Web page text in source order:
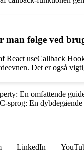
man følge ved
React useCallback
Det er også
En omfattende
sprog: En
LinkedIn